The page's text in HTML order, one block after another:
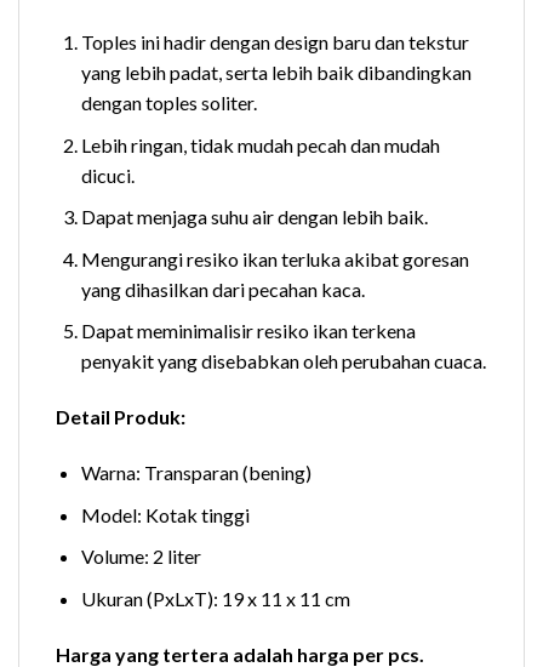
Toples ini hadir dengan design baru dan tekstur
yang lebih padat, serta lebih baik dibandingkan
dengan toples soliter.
Lebih ringan, tidak mudah pecah dan mudah
dicuci.
Dapat menjaga suhu air dengan lebih baik.
Mengurangi resiko ikan terluka akibat goresan
yang dihasilkan dari pecahan kaca.
Dapat meminimalisir resiko ikan terkena
penyakit yang disebabkan oleh perubahan cuaca.
Detail Produk:
Warna: Transparan (bening)
Model: Kotak tinggi
Volume: 2 liter
Ukuran (PxLxT): 19 x 11 x 11 cm
Harga yang tertera adalah harga per pcs.